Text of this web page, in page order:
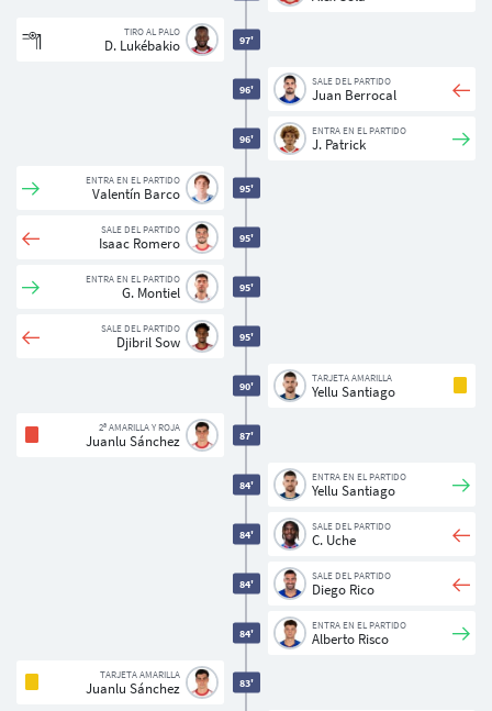
83'
TARJETA AMARILLA
Juanlu Sánchez
84'
ENTRA EN EL PARTIDO
Alberto Risco
84'
SALE DEL PARTIDO
Diego Rico
84'
SALE DEL PARTIDO
C. Uche
84'
ENTRA EN EL PARTIDO
Yellu Santiago
87'
2ª AMARILLA Y ROJA
Juanlu Sánchez
90'
TARJETA AMARILLA
Yellu Santiago
95'
SALE DEL PARTIDO
Djibril Sow
95'
ENTRA EN EL PARTIDO
G. Montiel
95'
SALE DEL PARTIDO
Isaac Romero
95'
ENTRA EN EL PARTIDO
Valentín Barco
96'
ENTRA EN EL PARTIDO
J. Patrick
96'
SALE DEL PARTIDO
Juan Berrocal
97'
TIRO AL PALO
D. Lukébakio